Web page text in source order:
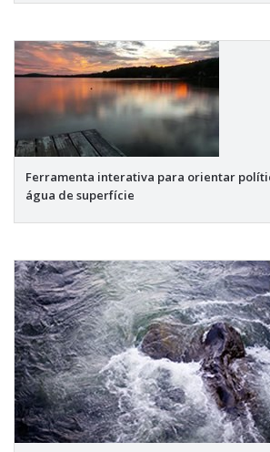
Ferramenta interativa para orientar
água de superfície